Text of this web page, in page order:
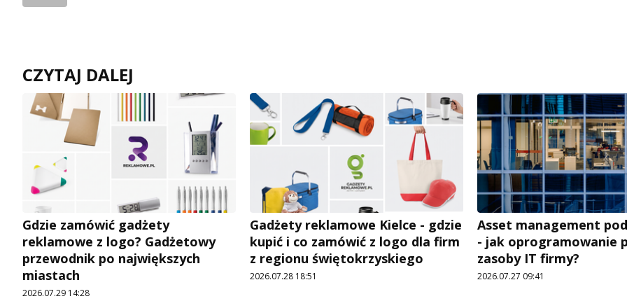
CZYTAJ DALEJ
Gdzie zamówić gadżety
reklamowe z logo? Gadżetowy
przewodnik po największych
miastach
2026.07.29 14:28
Gadżety reklamowe Kielce - gdzie
kupić i co zamówić z logo dla firm
z regionu świętokrzyskiego
2026.07.28 18:51
Asset management
- jak oprogramowanie
zasoby IT firmy?
2026.07.27 09:41